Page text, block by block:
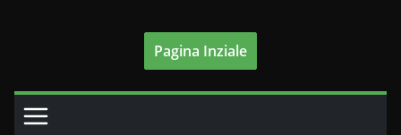
Pagina Inziale